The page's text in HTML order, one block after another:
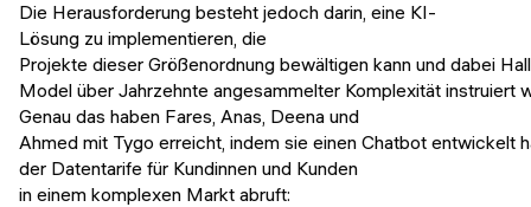
Die Herausforderung besteht jedoch darin, eine KI-
Lösung zu implementieren, die
Projekte dieser Größenordnung bewältigen kann und dabei
Model über Jahrzehnte angesammelter Komplexität instruiert
Genau das haben Fares, Anas, Deena und
Ahmed mit Tygo erreicht, indem sie einen Chatbot entwickelt
der Datentarife für Kundinnen und Kunden
in einem komplexen Markt abruft: